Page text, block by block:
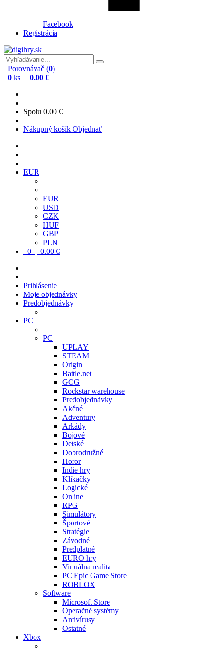
Facebook
Registrácia
Porovnávač (0)
0 ks | 0.00 €
Spolu 0.00 €
Nákupný košík Objednať
EUR
EUR
USD
CZK
HUF
GBP
PLN
0 | 0.00 €
Prihlásenie
Moje objednávky
Predobjednávky
PC
PC
UPLAY
STEAM
Origin
Battle.net
GOG
Rockstar warehouse
Predobjednávky
Akčné
Adventury
Arkády
Bojové
Detské
Dobrodružné
Horor
Indie hry
Klikačky
Logické
Online
RPG
Simulátory
Športové
Stratégie
Závodné
Predplatné
EURO hry
Virtuálna realita
PC Epic Game Store
ROBLOX
Software
Microsoft Store
Operačné systémy
Antivírusy
Ostatné
Xbox